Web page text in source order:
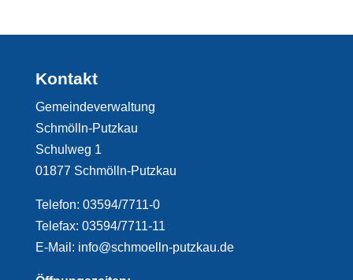
Kontakt
Gemeindeverwaltung
Schmölln-Putzkau
Schulweg 1
01877 Schmölln-Putzkau
Telefon: 03594/7711-0
Telefax: 03594/7711-11
E-Mail: info@schmoelln-putzkau.de